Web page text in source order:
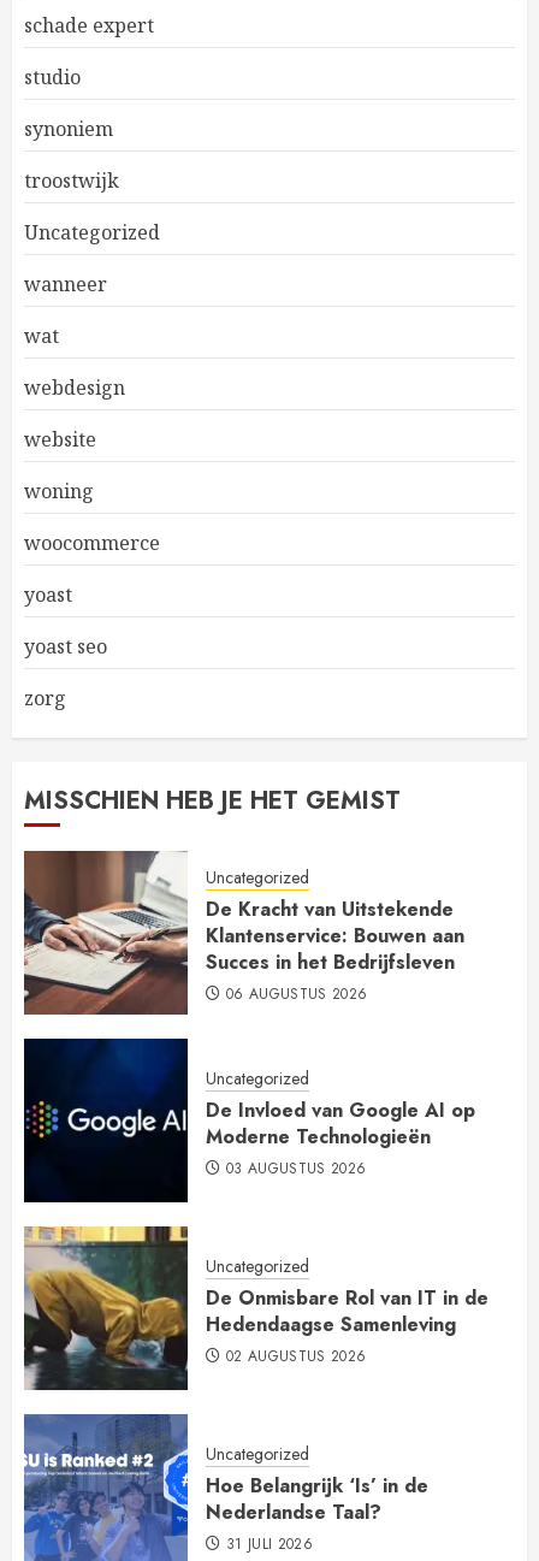
schade expert
studio
synoniem
troostwijk
Uncategorized
wanneer
wat
webdesign
website
woning
woocommerce
yoast
yoast seo
zorg
MISSCHIEN HEB JE HET GEMIST
Uncategorized
De Kracht van Uitstekende
Klantenservice: Bouwen aan
Succes in het Bedrijfsleven
06 AUGUSTUS 2026
Uncategorized
De Invloed van Google AI op
Moderne Technologieën
03 AUGUSTUS 2026
Uncategorized
De Onmisbare Rol van IT in de
Hedendaagse Samenleving
02 AUGUSTUS 2026
Uncategorized
Hoe Belangrijk ‘Is’ in de
Nederlandse Taal?
31 JULI 2026